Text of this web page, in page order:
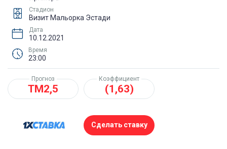
Стадион
Визит Мальорка Эстади
Дата
10.12.2021
Время
23:00
Прогноз
ТМ2,5
Коэффициент
(1,63)
Сделать ставку